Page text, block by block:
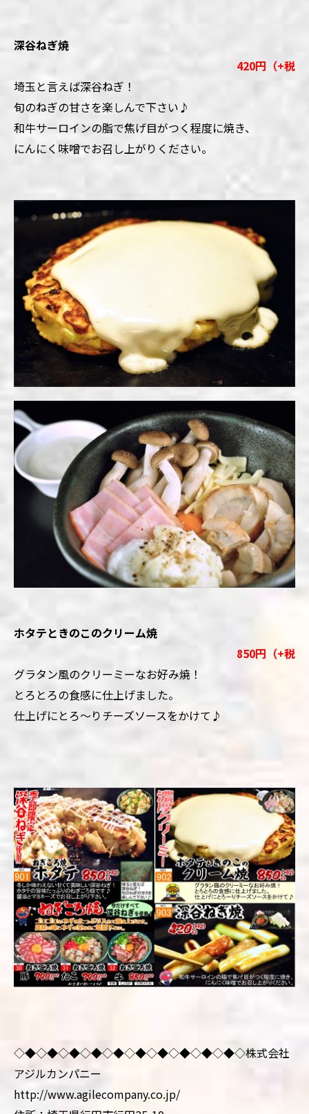
深谷ねぎ焼
420円（+税
埼玉と言えば深谷ねぎ！
旬のねぎの甘さを楽しんで下さい♪
和牛サーロインの脂で焦げ目がつく程度に焼き、
にんにく味噌でお召し上がりください。
ホタテときのこのクリーム焼
850円（+税
グラタン風のクリーミーなお好み焼！
とろとろの食感に仕上げました。
仕上げにとろ～りチーズソースをかけて♪
◇◆◇◆◇◆◇◆◇◆◇◆◇◆◇◆◇◆◇◆◇株式会社
アジルカンパニー
http://www.agilecompany.co.jp/